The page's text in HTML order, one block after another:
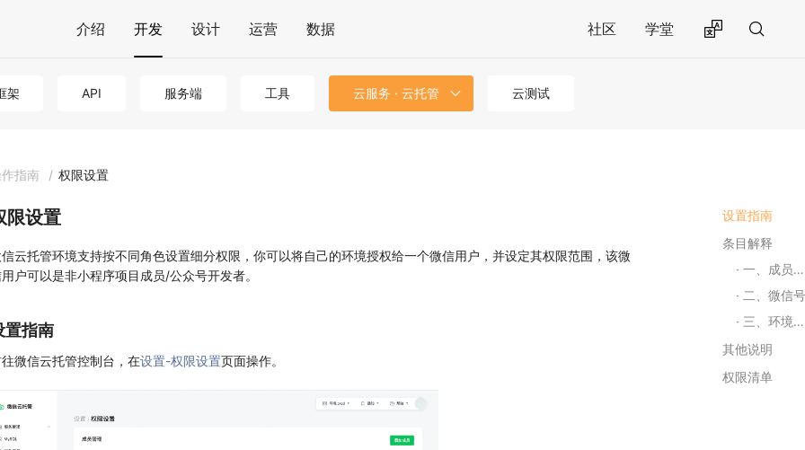
介绍 开发 设计 运营 数据 社区 学堂
架 API 服务端 工具 云服务 · 云托管 云测试
指南 / 权限设置
限设置
云托管环境支持按不同角色设置细分权限，你可以将自己的环境授权给一个微信用户，并设定其权限范围，该微
户可以是非小程序项目成员/公众号开发者。
置指南
微信云托管控制台，在设置-权限设置页面操作。
设置指南
条目解释
一、成员角色
二、微信号
三、环境和权限
其他说明
权限清单